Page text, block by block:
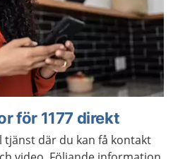
för 1177 direkt
tjänst där du kan få kontakt